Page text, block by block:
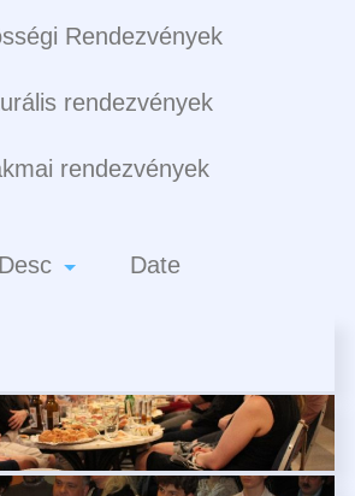
Rendezvények
rendezvények
rendezvények
Desc Date